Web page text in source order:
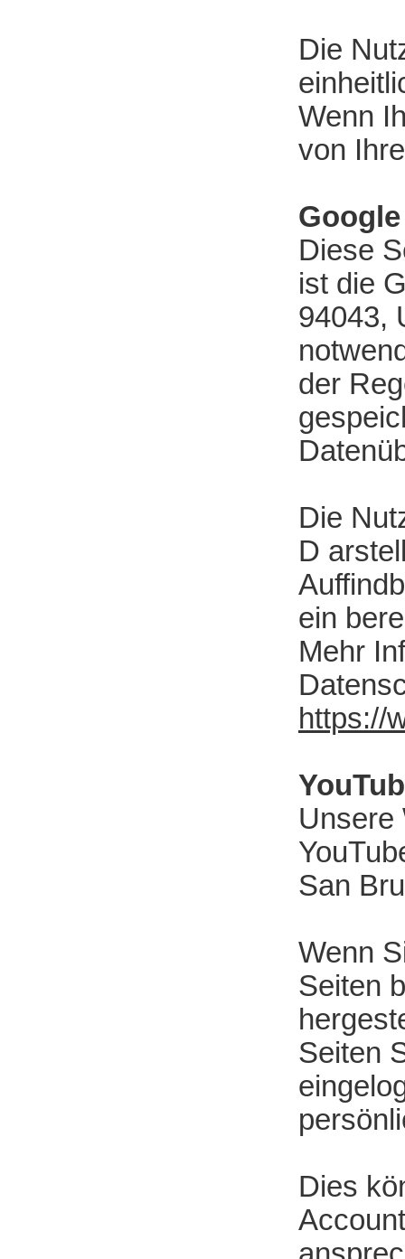
Die
Wenn
von
Diese
ist die
94043,
der
Die
D
ein
Mehr
https://
Unsere
San
Wenn
Seiten
Seiten
Dies